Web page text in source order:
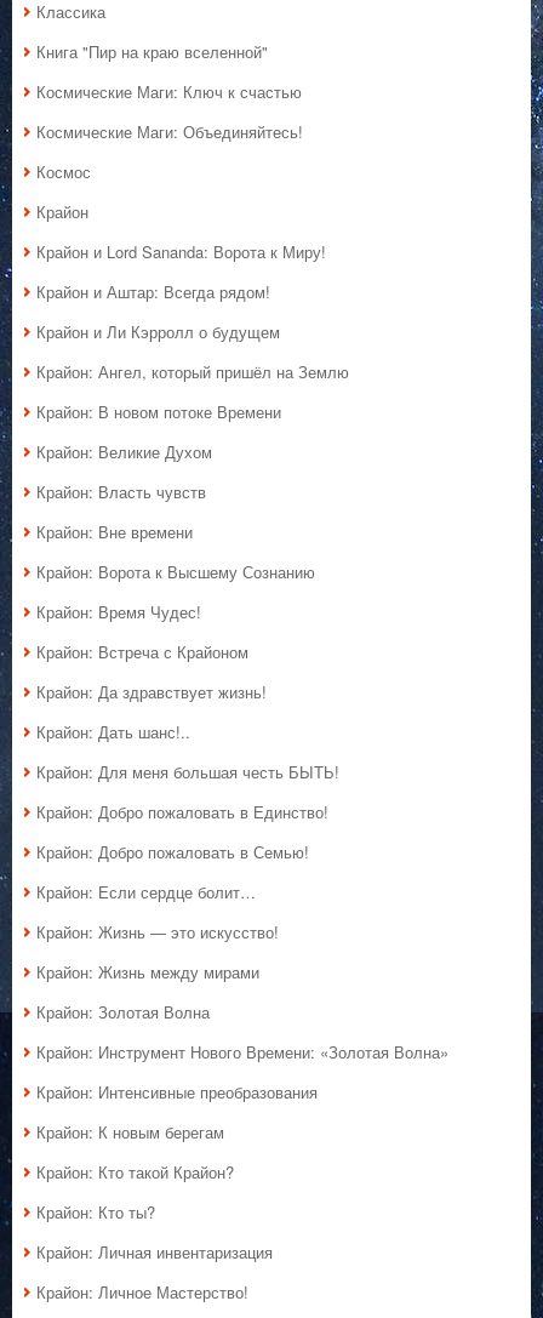
Классика
Книга "Пир на краю вселенной"
Космические Маги: Ключ к счастью
Космические Маги: Объединяйтесь!
Космос
Крайон
Крайон и Lord Sananda: Ворота к Миру!
Крайон и Аштар: Всегда рядом!
Крайон и Ли Кэрролл о будущем
Крайон: Ангел, который пришёл на Землю
Крайон: В новом потоке Времени
Крайон: Великие Духом
Крайон: Власть чувств
Крайон: Вне времени
Крайон: Ворота к Высшему Сознанию
Крайон: Время Чудес!
Крайон: Встреча с Крайоном
Крайон: Да здравствует жизнь!
Крайон: Дать шанс!..
Крайон: Для меня большая честь БЫТЬ!
Крайон: Добро пожаловать в Единство!
Крайон: Добро пожаловать в Семью!
Крайон: Если сердце болит…
Крайон: Жизнь — это искусство!
Крайон: Жизнь между мирами
Крайон: Золотая Волна
Крайон: Инструмент Нового Времени: «Золотая Волна»
Крайон: Интенсивные преобразования
Крайон: К новым берегам
Крайон: Кто такой Крайон?
Крайон: Кто ты?
Крайон: Личная инвентаризация
Крайон: Личное Мастерство!